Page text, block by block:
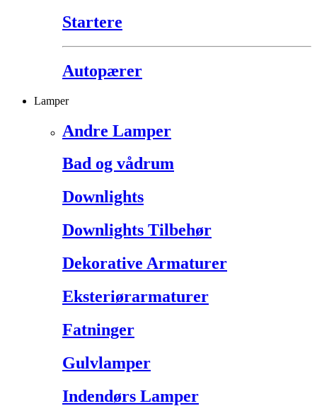
Startere
Autopærer
Lamper
Andre Lamper
Bad og vådrum
Downlights
Downlights Tilbehør
Dekorative Armaturer
Eksteriørarmaturer
Fatninger
Gulvlamper
Indendørs Lamper